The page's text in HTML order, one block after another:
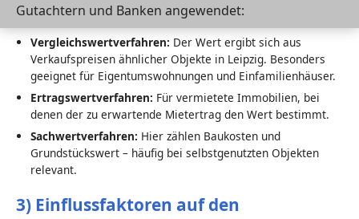
Gutachtern und Banken angewendet:
Vergleichswertverfahren: Der Wert ergibt sich aus
Verkaufspreisen ähnlicher Objekte in Leipzig. Besonders
geeignet für Eigentumswohnungen und Einfamilienhäuser.
Ertragswertverfahren: Für vermietete Immobilien, bei
denen der zu erwartende Mietertrag den Wert bestimmt.
Sachwertverfahren: Hier zählen Baukosten und
Grundstückswert – häufig bei selbstgenutzten Objekten
relevant.
3) Einflussfaktoren auf den